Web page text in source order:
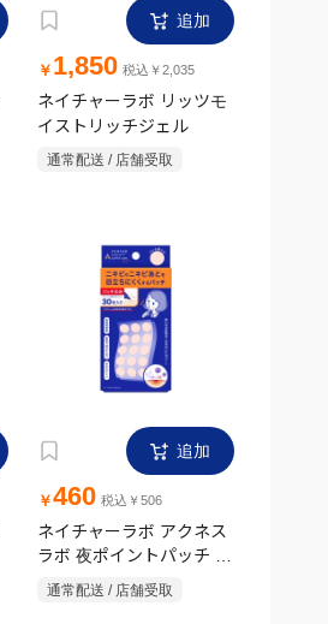
追加
￥ 1,850 税込￥2,035
ネイチャーラボ リッツモ
イストリッチジェル
通常配送 / 店舗受取
追加
￥460 税込￥506
ネイチャーラボ アクネス
ラボ 夜ポイントパッチ 15
通常配送 / 店舗受取